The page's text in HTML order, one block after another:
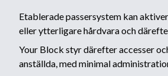
Etablerade passersystem kan
eller ytterligare hårdvara och
Your Block styr därefter accesser
anställda, med minimal